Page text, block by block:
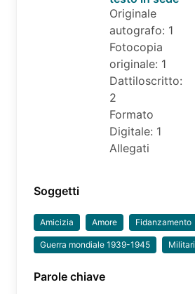
Originale
autografo: 1
Fotocopia
originale: 1
Dattiloscritto:
2
Formato
Digitale: 1
Allegati
Soggetti
Amicizia Amore Fidanzamento
Guerra mondiale 1939-1945 Militari
Parole chiave